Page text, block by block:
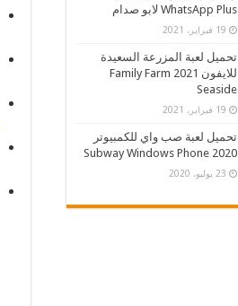
WhatsApp Plus لابو صدام
19 فبراير، 2021
تحميل لعبة المزرعة السعيدة
للايفون 2021 Family Farm
Seaside
19 فبراير، 2021
تحميل لعبة صب واي للكمبيوتر
2020 Subway Windows Phone
23 يوليو، 2020